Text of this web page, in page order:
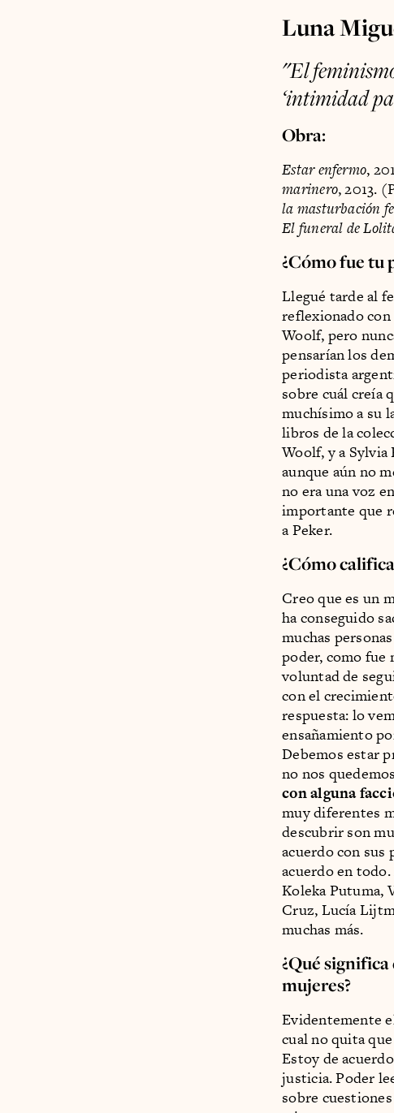
Luna
"El
‘intimidad
Obra:
Estar enfermo,
marinero, 2013.
la masturbación
El funeral de
¿Cómo fue tu
Llegué tarde al
reflexionado
Woolf, pero
pensarían los
periodista
sobre cuál creía
muchísimo a su
libros de la
Woolf, y a Sylvia
aunque aún no
no era una voz
importante que
a Peker.
¿Cómo
Creo que es un
ha conseguido
muchas
poder, como fue
voluntad de
con el
respuesta: lo
ensañamiento
Debemos estar
no nos
con alguna
muy diferentes
descubrir son
acuerdo con sus
acuerdo en
Koleka Putuma,
Cruz, Lucía
muchas más.
¿Qué
mujeres?
Evidentemente
cual no quita
Estoy de
justicia. Poder
sobre